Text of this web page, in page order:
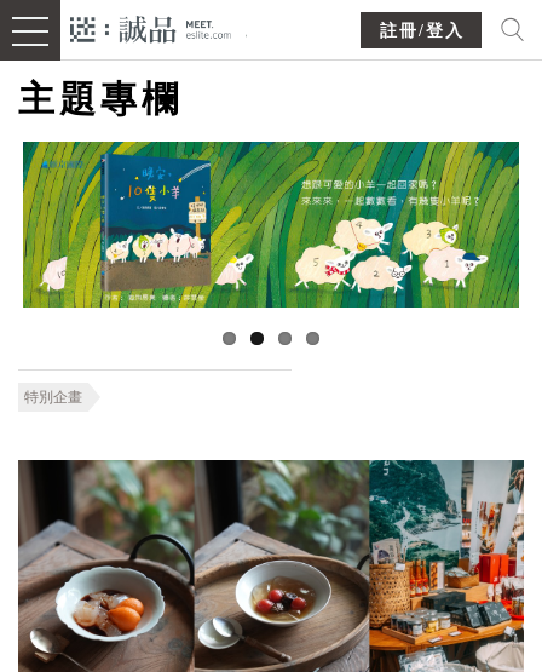
註冊/登入
主題專欄
特別企畫